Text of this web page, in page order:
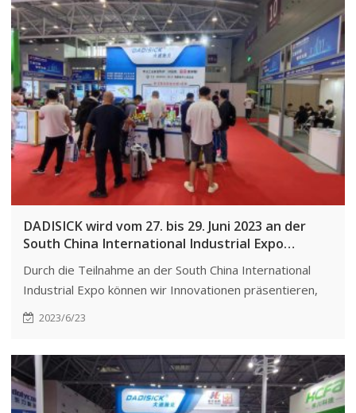
DADISICK wird vom 27. bis 29. Juni 2023 an der
South China International Industrial Expo
Durch die Teilnahme an der South China International
Industrial Expo können wir Innovationen präsentieren,
Kooperationen fördern, Markttrends verstehen und
2023/6/23